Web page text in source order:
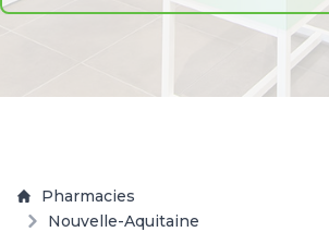
Pharmacies
Nouvelle-Aquitaine